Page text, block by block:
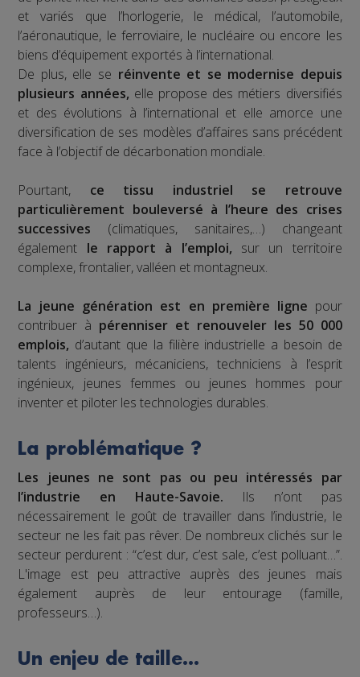
et variés que l’horlogerie, le médical, l’automobile,
l’aéronautique, le ferroviaire, le nucléaire ou encore les
biens d’équipement exportés à l’international.
De plus, elle se réinvente et se modernise depuis
plusieurs années, elle propose des métiers diversifiés
et des évolutions à l’international et elle amorce une
diversification de ses modèles d’affaires sans précédent
face à l’objectif de décarbonation mondiale.
Pourtant, ce tissu industriel se retrouve
particulièrement bouleversé à l’heure des crises
successives (climatiques, sanitaires,…) changeant
également le rapport à l’emploi, sur un territoire
complexe, frontalier, valléen et montagneux.
La jeune génération est en première ligne pour
contribuer à pérenniser et renouveler les 50 000
emplois, d’autant que la filière industrielle a besoin de
talents ingénieurs, mécaniciens, techniciens à l’esprit
ingénieux, jeunes femmes ou jeunes hommes pour
inventer et piloter les technologies durables.
La problématique ?
Les jeunes ne sont pas ou peu intéressés par
l’industrie en Haute-Savoie. Ils n’ont pas
nécessairement le goût de travailler dans l’industrie, le
secteur ne les fait pas rêver. De nombreux clichés sur le
secteur perdurent : “c’est dur, c’est sale, c’est polluant…”.
L'image est peu attractive auprès des jeunes mais
également auprès de leur entourage (famille,
professeurs…).
Un enjeu de taille…